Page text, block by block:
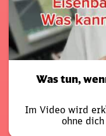
Was tun,
Im Video wird
ohne